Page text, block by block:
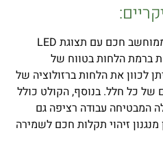
המערכת מצוידת בבקר מיקרו-ממוחשב חכם עם תצוגת LED
ברמת הלחות בטווח של
עם דיוק של ±3%. ניתן לכוון את הלחות ברזולוציה של
של כל חלל. בנוסף, הקולט כולל
המבטיחה עבודה רציפה גם
זיהוי תקלות חכם לשמירה